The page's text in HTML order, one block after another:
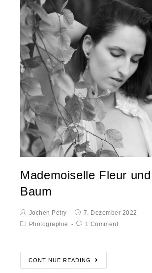
Mademoiselle Fleur
Baum
Jochen Petry
7. Dezember 2022
Photographie
1 Comment
CONTINUE READING